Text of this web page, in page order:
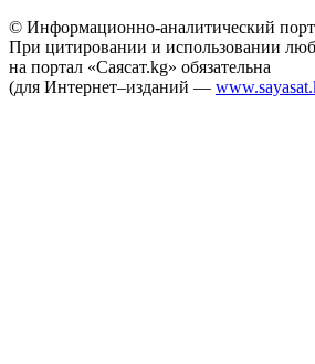
© Информационно-аналитический
При цитировании и использовании
на портал «Саясат.kg» обязательна
(для Интернет–изданий —